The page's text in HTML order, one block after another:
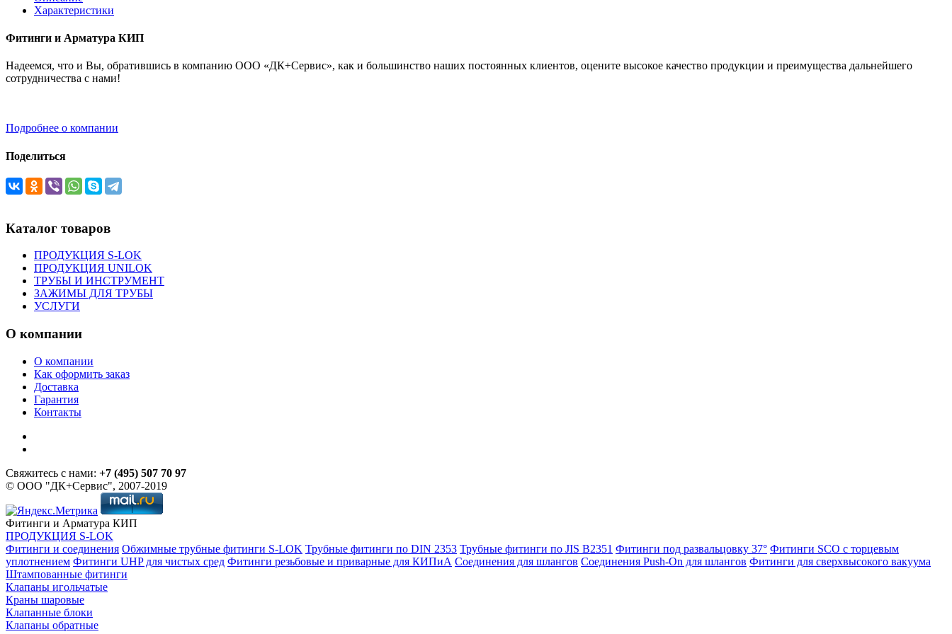
Характеристики
Фитинги и Арматура КИП
Надеемся, что и Вы, обратившись в компанию ООО «ДК+Сервис», как и большинство наших постоянных клиентов, оцените высокое качество продукции и преимущества дальнейшего
сотрудничества с нами!
Подробнее о компании
Поделиться
Каталог товаров
ПРОДУКЦИЯ S-LOK
ПРОДУКЦИЯ UNILOK
ТРУБЫ И ИНСТРУМЕНТ
ЗАЖИМЫ ДЛЯ ТРУБЫ
УСЛУГИ
О компании
О компании
Как оформить заказ
Доставка
Гарантия
Контакты
Свяжитесь с нами: +7 (495) 507 70 97
© ООО "ДК+Сервис", 2007-2019
Фитинги и Арматура КИП
ПРОДУКЦИЯ S-LOK
Фитинги и соединения Обжимные трубные фитинги S-LOK Трубные фитинги по DIN 2353 Трубные фитинги по JIS B2351 Фитинги под развальцовку 37° Фитинги SCO с торцевым
уплотнением Фитинги UHP для чистых сред Фитинги резьбовые и приварные для КИПиА Соединения для шлангов Соединения Push-On для шлангов Фитинги для сверхвысокого вакуума
Штампованные фитинги
Клапаны игольчатые
Краны шаровые
Клапанные блоки
Клапаны обратные